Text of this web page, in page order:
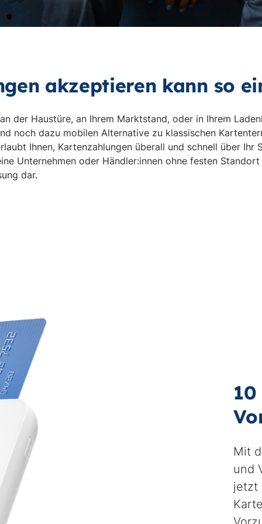
akzeptieren kann so
der Haustüre, an Ihrem Marktstand, oder in Ihrem
noch dazu mobilen Alternative zu klassischen
Ihnen, Kartenzahlungen überall und schnell über Ihr
Unternehmen oder Händler:innen ohne festen
dar.
Mit
und
jetzt